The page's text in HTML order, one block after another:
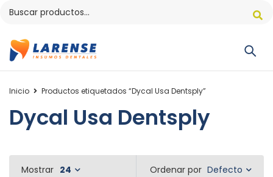
Inicio Productos etiquetados “Dycal Usa Dentsply”
Dycal Usa Dentsply
Ordenar por Defecto
Mostrar 24